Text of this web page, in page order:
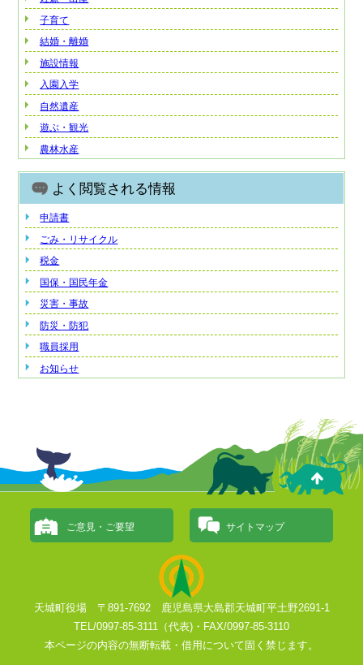
子育て
結婚・離婚
施設情報
入園入学
自然遺産
遊ぶ・観光
農林水産
よく閲覧される情報
申請書
ごみ・リサイクル
税金
国保・国民年金
災害・事故
防災・防犯
職員採用
お知らせ
ご意見・ご要望 サイトマップ
天城町役場 〒891-7692 鹿児島県大島郡天城町平土野2691-1
TEL/0997-85-3111（代表)・FAX/0997-85-3110
本ページの内容の無断転載・借用について固く禁じます。